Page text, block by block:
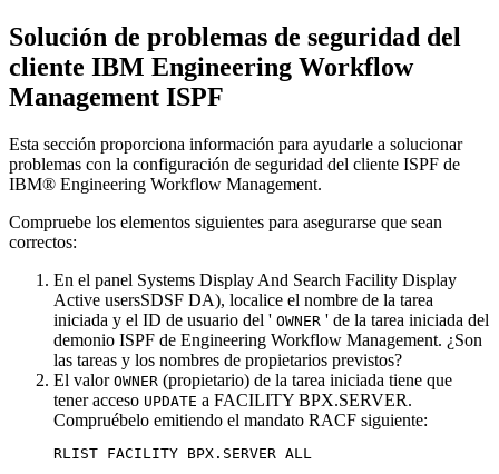
Solución de problemas de seguridad del
cliente IBM Engineering Workflow
Management ISPF
Esta sección proporciona información para ayudarle a solucionar
problemas con la configuración de seguridad del cliente ISPF de
IBM® Engineering Workflow Management.
Compruebe los elementos siguientes para asegurarse que sean
correctos:
En el panel Systems Display And Search Facility Display
Active usersSDSF DA), localice el nombre de la tarea
iniciada y el ID de usuario del ' OWNER ' de la tarea iniciada del
demonio ISPF de Engineering Workflow Management. ¿Son
las tareas y los nombres de propietarios previstos?
El valor OWNER (propietario) de la tarea iniciada tiene que
tener acceso UPDATE a FACILITY BPX.SERVER.
Compruébelo emitiendo el mandato RACF siguiente:
RLIST FACILITY BPX.SERVER ALL